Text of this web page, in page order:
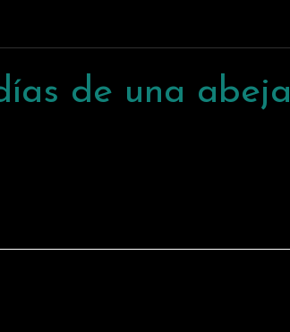
de una abeja